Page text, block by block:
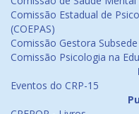
Comissão Estadual de
(COEPAS)
Comissão Gestora
Comissão Psicologia na
Eventos do CRP-15